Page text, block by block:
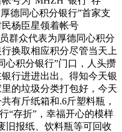
德同心积分银行”首家支
杨臣星领着帐号
群众代表为厚德同心积分
换取相应积分尽管当天上
心积分银行”门口，人头攒
行进进出出。得知今天银
的垃圾分类打包好，今天
有斤纸箱和.6斤塑料瓶，
“存折”，幸福开心的模样
旧报纸、饮料瓶等可回收